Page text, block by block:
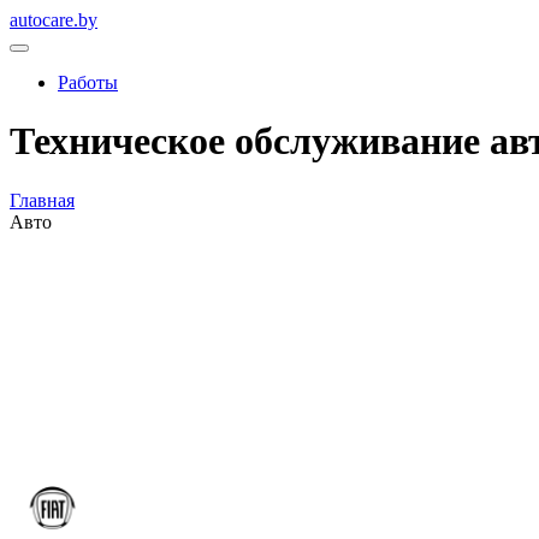
autocare.by
Работы
Техническое обслуживание
Главная
Авто